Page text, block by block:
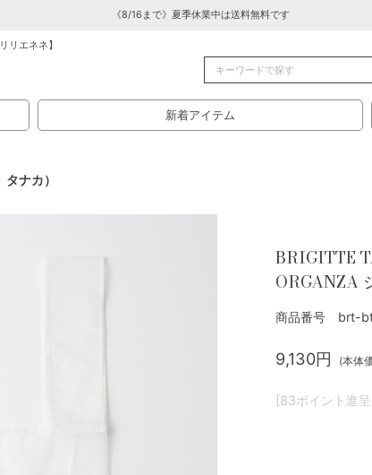
《8/16まで》夏季休業中は送料無料です
リエネネ】
新着アイテム
ナカ）
BRIGITTE
ORGANZA
商品番号 brt-
9,130円 (本体
[83ポイント進